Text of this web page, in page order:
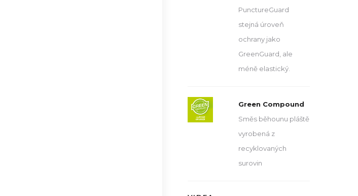
PunctureGuard
stejná úroveň
ochrany jako
GreenGuard, ale
méně elastický.
Green Compound
Směs běhounu pláště
vyrobená z
recyklovaných
surovin